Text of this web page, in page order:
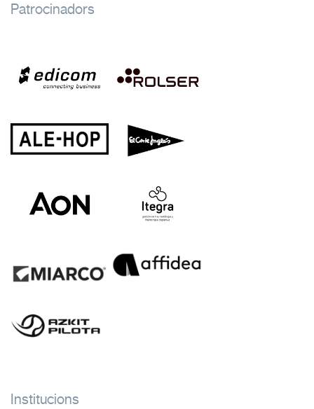
Patrocinadors
Institucions